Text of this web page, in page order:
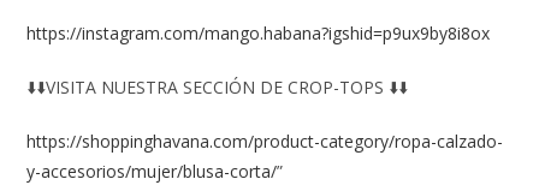
https://instagram.com/mango.habana?igshid=p9ux9by8i8ox
⬇️⬇️VISITA NUESTRA SECCIÓN DE CROP-TOPS ⬇️⬇️
https://shoppinghavana.com/product-category/ropa-calzado-
y-accesorios/mujer/blusa-corta/”